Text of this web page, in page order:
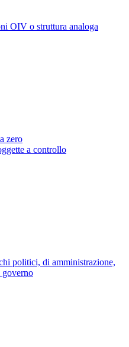
OIV o struttura analoga
zero
a controllo
politici, di amministrazione,